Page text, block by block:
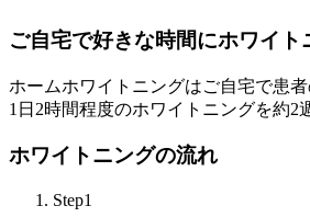
ご自宅で好きな時間にホワイト
ホームホワイトニングはご自宅で患
1日2時間程度のホワイトニングを約
ホワイトニングの流れ
Step1